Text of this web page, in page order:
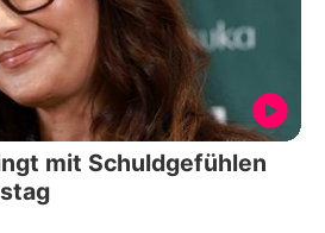
mit Schuldgefühlen